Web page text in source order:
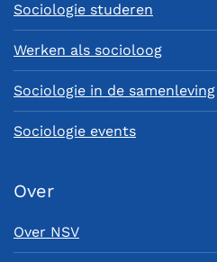
Sociologie studeren
Werken als socioloog
Sociologie in de samenleving
Sociologie events
Over
Over NSV